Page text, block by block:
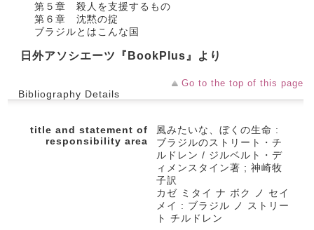
第５章 殺人を支援するもの
第６章 沈黙の掟
ブラジルとはこんな国
日外アソシエーツ『BookPlus』より
Go to the top of this page
Bibliography Details
title and statement of
responsibility area
風みたいな、ぼくの生命 :
ブラジルのストリート・チ
ルドレン / ジルベルト・デ
ィメンスタイン著 ; 神崎牧
子訳
カゼ ミタイ ナ ボク ノ セイ
メイ : ブラジル ノ ストリー
ト チルドレン